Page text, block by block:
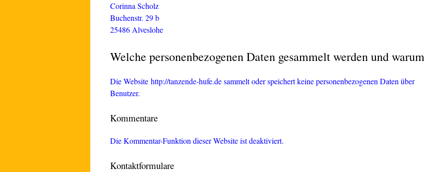
Corinna Scholz
Buchenstr. 29 b
25486 Alveslohe
Welche personenbezogenen Daten gesammelt werden und warum
Die Website http://tanzende-hufe.de sammelt oder speichert keine personenbezogenen Daten über
Benutzer.
Kommentare
Die Kommentar-Funktion dieser Website ist deaktiviert.
Kontaktformulare